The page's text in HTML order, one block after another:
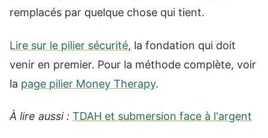
remplacés par quelque chose qui tient.
Lire sur le pilier sécurité, la fondation qui doit
venir en premier. Pour la méthode complète, voir
la page pilier Money Therapy.
À lire aussi : TDAH et submersion face à l'argent